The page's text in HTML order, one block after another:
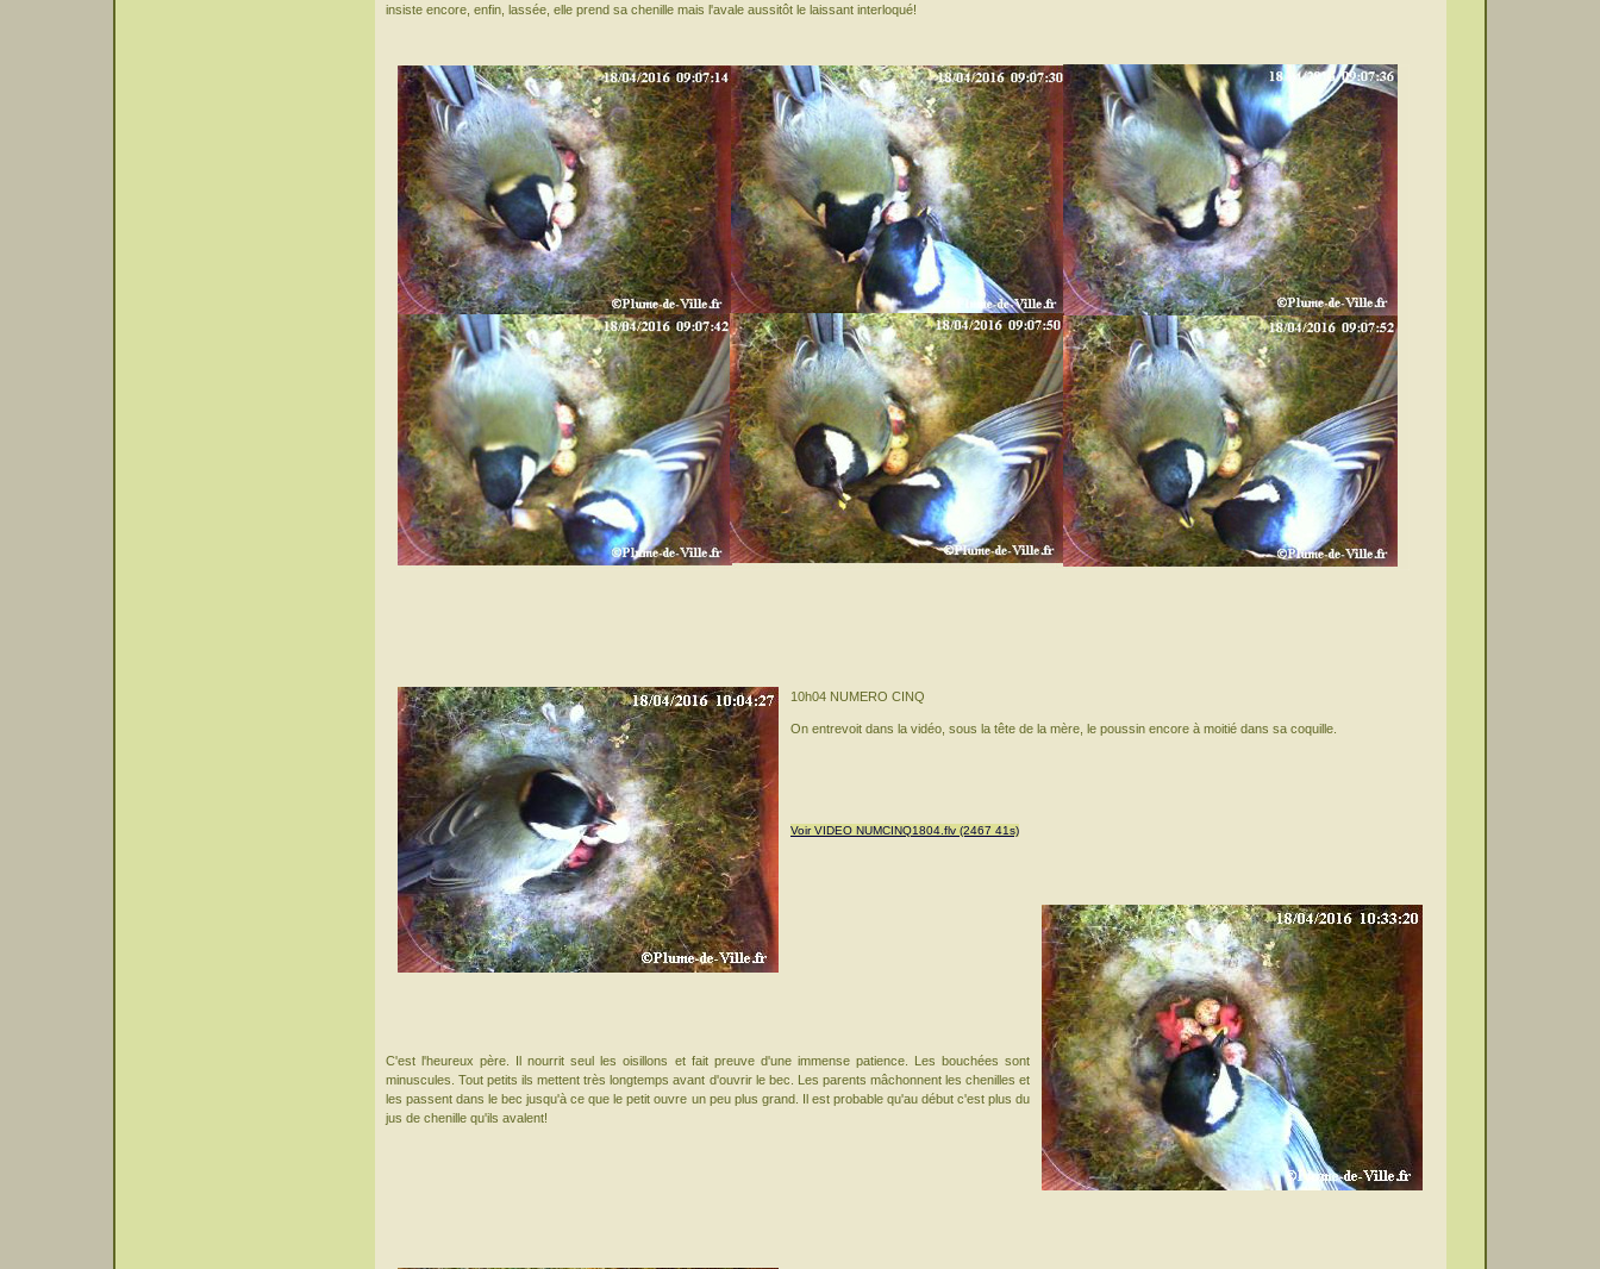
insiste encore, enfin, lassée, elle prend sa chenille mais l'avale aussitôt le laissant interloqué!
10h04 NUMERO CINQ
On entrevoit dans la vidéo, sous la tête de la mère, le poussin encore à moitié dans sa coquille.
Voir VIDEO NUMCINQ1804.flv (2467 41s)
C'est l'heureux père. Il nourrit seul les oisillons et fait preuve d'une immense patience. Les bouchées sont
minuscules. Tout petits ils mettent très longtemps avant d'ouvrir le bec. Les parents mâchonnent les chenilles et
les passent dans le bec jusqu'à ce que le petit ouvre un peu plus grand. Il est probable qu'au début c'est plus du
jus de chenille qu'ils avalent!